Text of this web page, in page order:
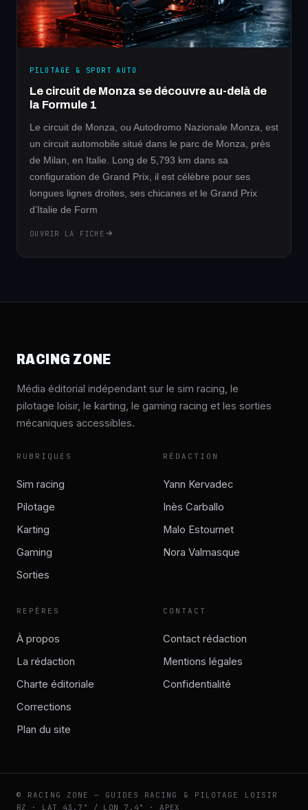
PILOTAGE & SPORT AUTO
Le circuit de Monza se découvre au-delà de
la Formule 1
Le circuit de Monza, ou Autodromo Nazionale Monza, est
un circuit automobile situé dans le parc de Monza, près
de Milan, en Italie. Long de 5,793 km dans sa
configuration de Grand Prix, il est célèbre pour ses
longues lignes droites, ses chicanes et le Grand Prix
d’Italie de Form
OUVRIR LA FICHE
RACING ZONE
Média éditorial indépendant sur le sim racing, le
pilotage loisir, le karting, le gaming racing et les sorties
mécaniques accessibles.
RUBRIQUES
Sim racing
Pilotage
Karting
Gaming
Sorties
RÉDACTION
Yann Kervadec
Inès Carballo
Malo Estournet
Nora Valmasque
REPÈRES
À propos
La rédaction
Charte éditoriale
Corrections
Plan du site
CONTACT
Contact rédaction
Mentions légales
Confidentialité
© RACING ZONE — GUIDES RACING & PILOTAGE LOISIR
RZ · LAT 43.7° / LON 7.4° · APEX